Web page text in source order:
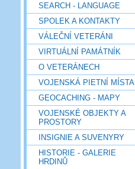
SEARCH - LANGUAGE
SPOLEK A KONTAKTY
VÁLEČNÍ VETERÁNI
VIRTUÁLNÍ PAMÁTNÍK
O VETERÁNECH
VOJENSKÁ PIETNÍ MÍSTA
GEOCACHING - MAPY
VOJENSKÉ OBJEKTY A
PROSTORY
INSIGNIE A SUVENYRY
HISTORIE - GALERIE
HRDINŮ